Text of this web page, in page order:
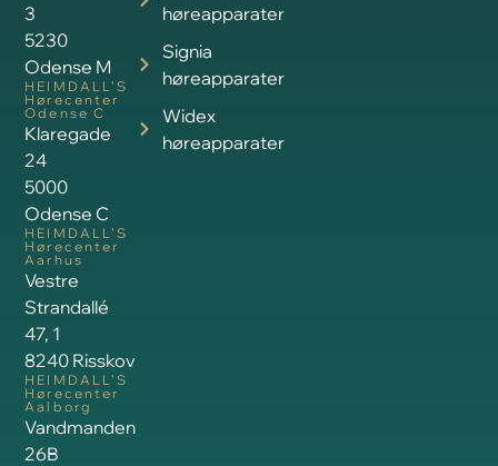
3
5230
Odense M
HEIMDALL’S
Hørecenter
Odense C
Klaregade
24
5000
Odense C
HEIMDALL’S
Hørecenter
Aarhus
Vestre
Strandallé
47, 1
8240 Risskov
HEIMDALL’S
Hørecenter
Aalborg
Vandmanden
26B
høreapparater
Signia
høreapparater
Widex
høreapparater